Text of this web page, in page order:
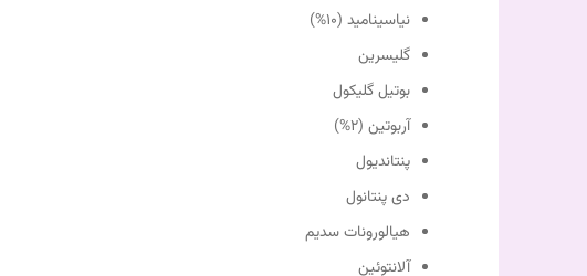
نیاسینامید (10%)
گلیسرین
بوتیل گلیکول
آربوتین (2%)
پنتاندیول
دی پنتانول
هیالورونات سدیم
آلانتوئین